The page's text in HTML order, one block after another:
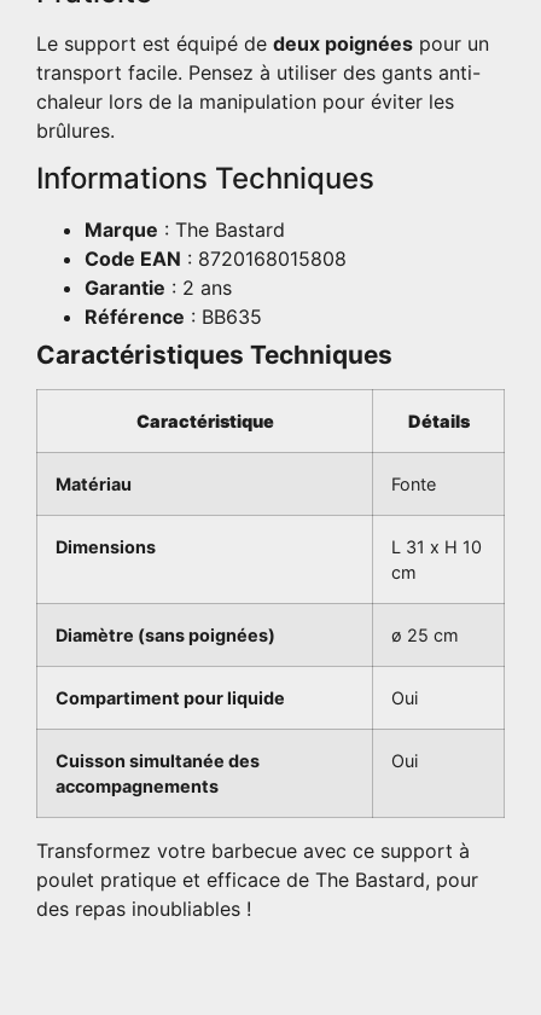
Le support est équipé de deux poignées pour un
transport facile. Pensez à utiliser des gants anti-
chaleur lors de la manipulation pour éviter les
brûlures.
Informations Techniques
Marque : The Bastard
Code EAN : 8720168015808
Garantie : 2 ans
Référence : BB635
Caractéristiques Techniques
Caractéristique Détails
Matériau Fonte
Dimensions
L 31 x H 10
cm
Diamètre (sans poignées) ø 25 cm
Compartiment pour liquide Oui
Cuisson simultanée des
accompagnements
Oui
Transformez votre barbecue avec ce support à
poulet pratique et efficace de The Bastard, pour
des repas inoubliables !